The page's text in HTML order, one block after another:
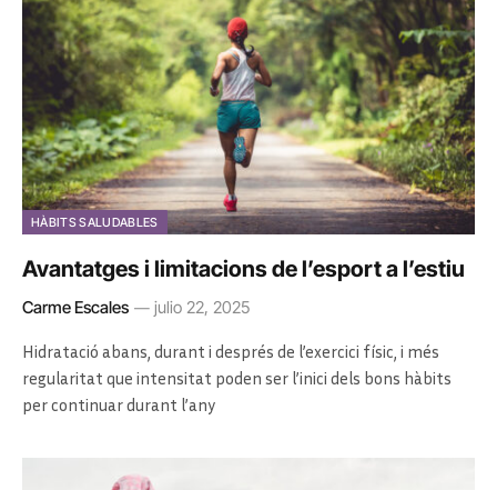
HÀBITS SALUDABLES
Avantatges i limitacions de l’esport a l’estiu
Carme Escales julio 22, 2025
Hidratació abans, durant i després de l’exercici físic, i més
regularitat que intensitat poden ser l’inici dels bons hàbits
per continuar durant l’any